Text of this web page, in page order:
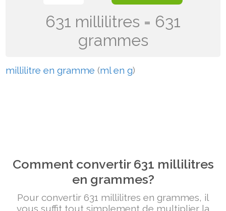
631 millilitres = 631
grammes
millilitre en gramme (ml en g)
Comment convertir 631 millilitres
en grammes?
Pour convertir 631 millilitres en grammes, il
vous suffit tout simplement de multiplier la